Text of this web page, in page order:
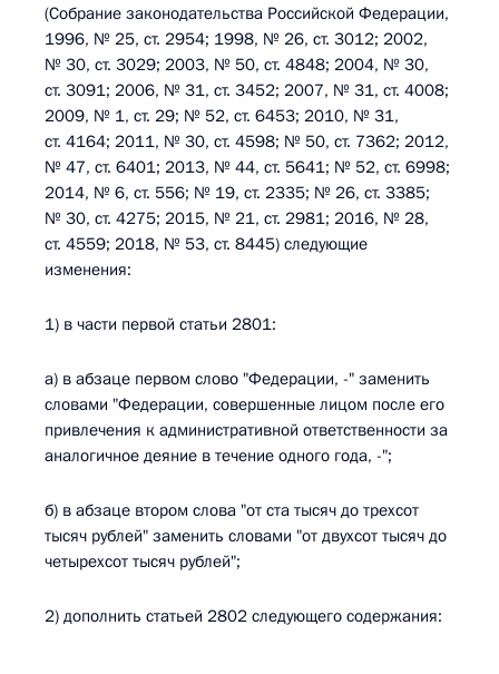
(Собрание законодательства Российской Федерации,
1996, № 25, ст. 2954; 1998, № 26, ст. 3012; 2002,
№ 30, ст. 3029; 2003, № 50, ст. 4848; 2004, № 30,
ст. 3091; 2006, № 31, ст. 3452; 2007, № 31, ст. 4008;
2009, № 1, ст. 29; № 52, ст. 6453; 2010, № 31,
ст. 4164; 2011, № 30, ст. 4598; № 50, ст. 7362; 2012,
№ 47, ст. 6401; 2013, № 44, ст. 5641; № 52, ст. 6998;
2014, № 6, ст. 556; № 19, ст. 2335; № 26, ст. 3385;
№ 30, ст. 4275; 2015, № 21, ст. 2981; 2016, № 28,
ст. 4559; 2018, № 53, ст. 8445) следующие
изменения:
1) в части первой статьи 2801:
а) в абзаце первом слово "Федерации, -" заменить
словами "Федерации, совершенные лицом после его
привлечения к административной ответственности за
аналогичное деяние в течение одного года, -";
б) в абзаце втором слова "от ста тысяч до трехсот
тысяч рублей" заменить словами "от двухсот тысяч до
четырехсот тысяч рублей";
2) дополнить статьей 2802 следующего содержания: